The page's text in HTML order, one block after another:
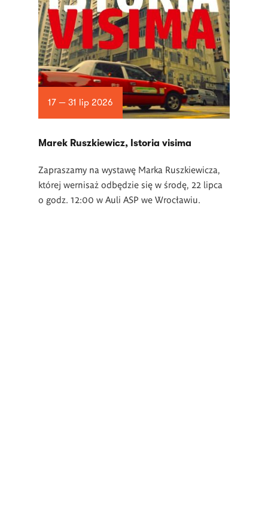
17 — 31 lip 2026
Marek Ruszkiewicz, Istoria visima
Zapraszamy na wystawę Marka Ruszkiewicza,
której wernisaż odbędzie się w środę, 22 lipca
o godz. 12:00 w Auli ASP we Wrocławiu.